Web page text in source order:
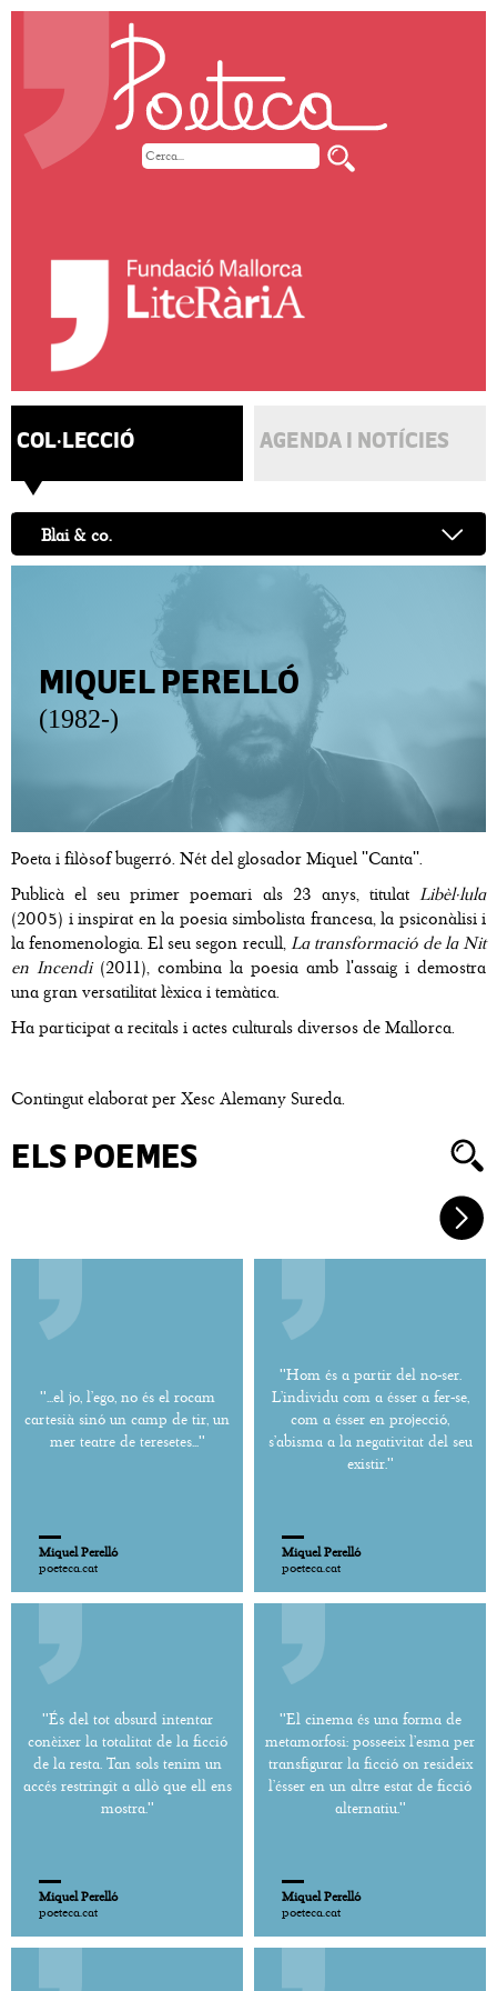
COL·LECCIÓ AGENDA I NOTÍCIES
Blai & co.
MIQUEL PERELLÓ
(1982-)
Poeta i filòsof bugerró. Nét del glosador Miquel ''Canta''.
Publicà el seu primer poemari als 23 anys, titulat Libèl·lula
(2005) i inspirat en la poesia simbolista francesa, la psiconàlisi i
la fenomenologia. El seu segon recull, La transformació de la Nit
en Incendi (2011), combina la poesia amb l'assaig i demostra
una gran versatilitat lèxica i temàtica.
Ha participat a recitals i actes culturals diversos de Mallorca.
Contingut elaborat per Xesc Alemany Sureda.
ELS POEMES
''...el jo, l’ego, no és el rocam
cartesià sinó un camp de tir, un
mer teatre de teresetes...''
Miquel Perelló
poeteca.cat
''Hom és a partir del no-ser.
L’individu com a ésser a fer-se,
com a ésser en projecció,
s’abisma a la negativitat del seu
existir.''
Miquel Perelló
poeteca.cat
''És del tot absurd intentar
conèixer la totalitat de la ficció
de la resta. Tan sols tenim un
accés restringit a allò que ell ens
mostra.''
Miquel Perelló
poeteca.cat
''El cinema és una forma de
metamorfosi: posseeix l’esma per
transfigurar la ficció on resideix
l’ésser en un altre estat de ficció
alternatiu.''
Miquel Perelló
poeteca.cat